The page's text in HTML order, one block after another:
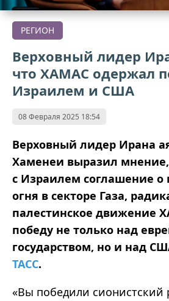
РЕГИОН
Верховный лидер
что ХАМАС одержал
Израилем и США
08 Февраля 2025 18:54
Верховный лидер Ирана
Хаменеи выразил
с Израилем соглашение
огня в секторе Газа,
палестинское движение
победу не только над
государством, но и над
ТАСС.
«Вы победили сионистский